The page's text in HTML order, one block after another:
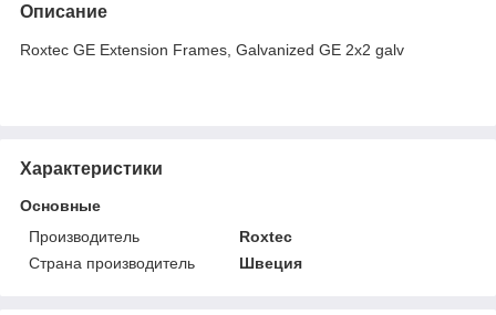
Описание
Roxtec GE Extension Frames, Galvanized GE 2x2 galv
Характеристики
Основные
Производитель
Roxtec
Страна производитель
Швеция